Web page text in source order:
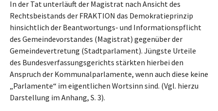
In der Tat unterläuft der Magistrat nach Ansicht des
Rechtsbeistands der FRAKTION das Demokratieprinzip
hinsichtlich der Beantwortungs- und Informationspflicht
des Gemeindevorstandes (Magistrat) gegenüber der
Gemeindevertretung (Stadtparlament). Jüngste Urteile
des Bundesverfassungsgerichts stärkten hierbei den
Anspruch der Kommunalparlamente, wenn auch diese keine
„Parlamente“ im eigentlichen Wortsinn sind. (Vgl. hierzu
Darstellung im Anhang, S. 3).